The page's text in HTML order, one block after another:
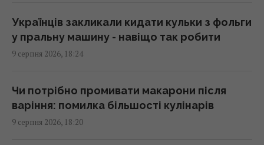
бутерброд: експерти дали несподівану
відповідь
17:29 неділя, 09 серпня 2026
У 1946 році люди послали сигнал на Місяць:
відповідь прийшла через 2,5 секунди
17:28 неділя, 09 серпня 2026
Українців закликали кидати кульки з фольги
у пральну машину - навіщо так робити
9 серпня 2026, 18:24
Чи потрібно промивати макарони після
варіння: помилка більшості кулінарів
9 серпня 2026, 18:20